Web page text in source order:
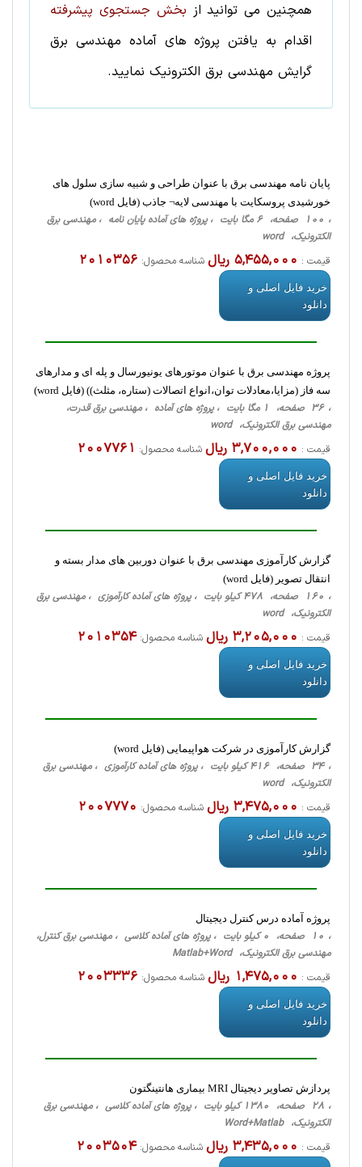
همچنین می توانید از بخش جستجوی پیشرفته
اقدام به یافتن پروژه های آماده مهندسی برق
گرایش مهندسی برق الکترونیک نمایید.
پایان نامه مهندسی برق با عنوان طراحی و شبیه سازی سلول های
خورشیدی پروسکایت با مهندسی لایه¬ جاذب (فایل word)
، 100 صفحه، 6 مگا بایت ، پروژه های آماده پایان نامه ، مهندسی برق
الکترونیک، word
قیمت : 5,455,000 ریال شناسه محصول: 2010356
خرید فایل اصلی و
دانلود
پروژه مهندسی برق با عنوان موتورهای یونیورسال و پله ای و مدارهای
سه فاز (مزایا،معادلات توان،انواع اتصالات (ستاره، مثلث)) (فایل word)
، 36 صفحه، 1 مگا بایت ، پروژه های آماده ، مهندسی برق قدرت،
مهندسی برق الکترونیک، word
قیمت : 3,700,000 ریال شناسه محصول: 2007761
خرید فایل اصلی و
دانلود
گزارش کارآموزی مهندسی برق با عنوان دوربین های مدار بسته و
انتقال تصویر (فایل word)
، 160 صفحه، 478 کیلو بایت ، پروژه های آماده کارآموزی ، مهندسی برق
الکترونیک، word
قیمت : 3,205,000 ریال شناسه محصول:2010354
خرید فایل اصلی و
دانلود
گزارش کارآموزی در شرکت هواپیمایی (فایل word)
، 34 صفحه، 416 کیلو بایت ، پروژه های آماده کارآموزی ، مهندسی برق
الکترونیک، word
قیمت : 3,475,000 ریال شناسه محصول: 2007770
خرید فایل اصلی و
دانلود
پروژه آماده درس کنترل دیجیتال
، 10 صفحه، 0 کیلو بایت ، پروژه های آماده کلاسی ، مهندسی برق کنترل،
مهندسی برق الکترونیک، Matlab+Word
قیمت : 1,475,000 ریال شناسه محصول: 2003336
خرید فایل اصلی و
دانلود
پردازش تصاویر دیجیتال MRI بیماری هانتینگتون
، 28 صفحه، 1380 کیلو بایت ، پروژه های آماده کلاسی ، مهندسی برق
الکترونیک، Word+Matlab
قیمت : 3,435,000 ریال شناسه محصول:2003504